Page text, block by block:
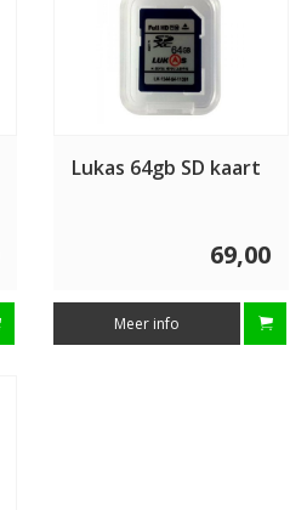
Lukas 64gb SD kaart
69,00
Meer info